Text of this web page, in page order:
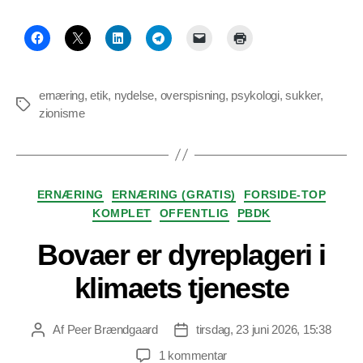
Tags
ernæring,etik, nydelse, overspisning, psykologi,sukker,
zionisme
Kategorier
ERNÆRING ERNÆRING (GRATIS)
FORSIDE-TOP
KOMPLET
OFFENTLIG PBDK
Bovaer er dyreplageri i
klimaets tjeneste
Indlægsforfatter
Af Peer Brændgaard Indlægsdato
tirsdag, 23 juni 2026, 15:38
1 kommentartil